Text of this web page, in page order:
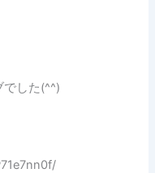
でした(^^)